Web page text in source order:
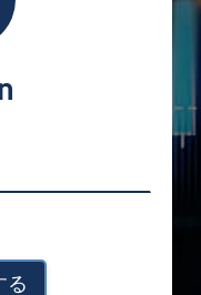
る